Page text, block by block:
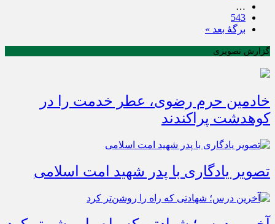
…
543
برگهٔ بعد »
گزارش تصویری
خادمین حرم رضوی، عطر خدمت را در
کوهدشت پراکندند
تصویر یادگاری با پدر شهید امت اسلامی